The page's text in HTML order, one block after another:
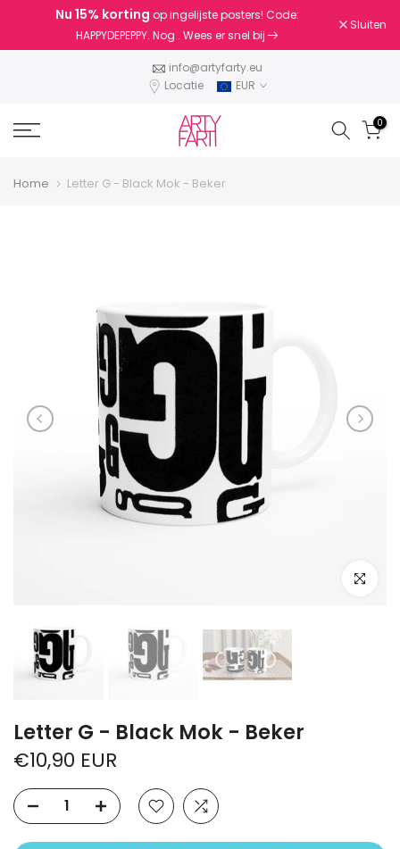
Doorgaan
Nu 15% korting op ingelijste posters! Code:
HAPPYDEPEPPY. Nog . Wees er snel bij
Sluiten
info@artyfarty.eu
Locatie
EUR
0
Home Letter G - Black Mok - Beker
Klik om
Letter G - Black Mok - Beker
€10,90 EUR